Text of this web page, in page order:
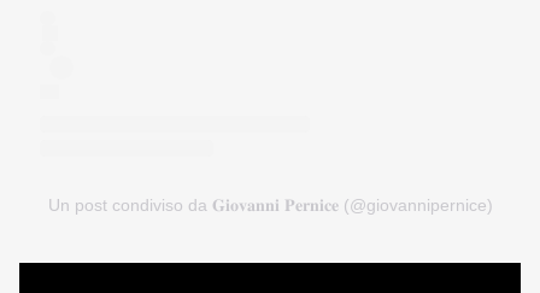
Un post condiviso da 𝐆𝐢𝐨𝐯𝐚𝐧𝐧𝐢 𝐏𝐞𝐫𝐧𝐢𝐜𝐞 (@giovannipernice)